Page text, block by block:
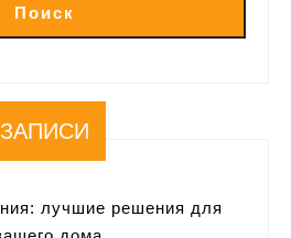
Поиск
ЗАПИСИ
лучшие решения для